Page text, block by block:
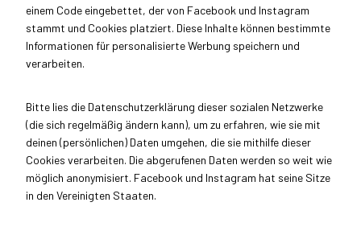
einem Code eingebettet, der von Facebook und Instagram
stammt und Cookies platziert. Diese Inhalte können bestimmte
Informationen für personalisierte Werbung speichern und
verarbeiten.
Bitte lies die Datenschutzerklärung dieser sozialen Netzwerke
(die sich regelmäßig ändern kann), um zu erfahren, wie sie mit
deinen (persönlichen) Daten umgehen, die sie mithilfe dieser
Cookies verarbeiten. Die abgerufenen Daten werden so weit wie
möglich anonymisiert. Facebook und Instagram hat seine Sitze
in den Vereinigten Staaten.